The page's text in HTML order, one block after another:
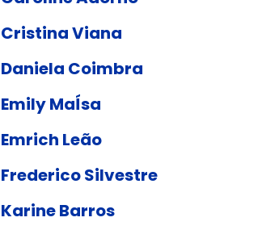
Cristina Viana
Daniela Coimbra
Emily MaÍsa
Emrich Leão
Frederico Silvestre
Karine Barros